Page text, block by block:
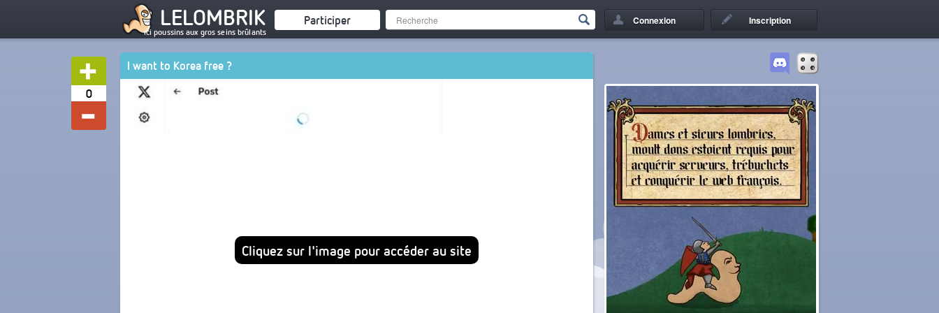
LELOMBRIK
ici poussins aux gros seins brûlants
Participer Connexion Inscription
0
I want to Korea free ?
Cliquez sur l'image pour accéder au site